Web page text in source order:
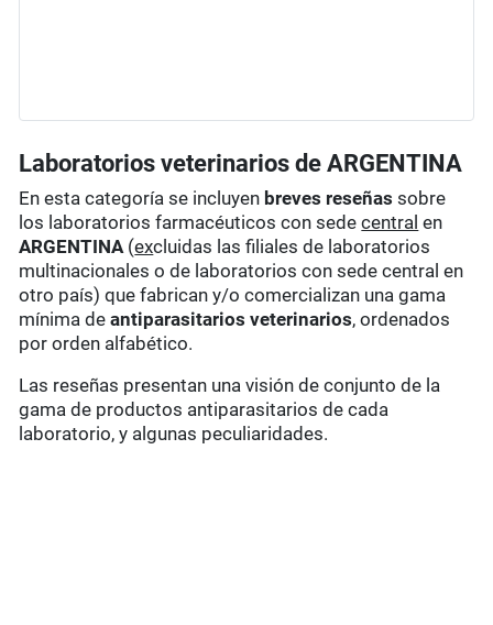
Laboratorios veterinarios de ARGENTINA
En esta categoría se incluyen breves reseñas sobre
los laboratorios farmacéuticos con sedecentral en
ARGENTINA(excluidas las filiales de laboratorios
multinacionales o de laboratorios con sede central en
otro país) que fabrican y/o comercializan una gama
mínima deantiparasitarios veterinarios, ordenados
por orden alfabético.
Las reseñas presentan una visión de conjunto de la
gama de productos antiparasitarios de cada
laboratorio, y algunas peculiaridades.